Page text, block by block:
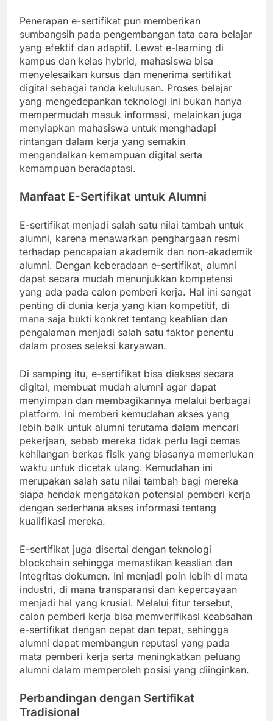
Penerapan e-sertifikat pun memberikan
sumbangsih pada pengembangan tata cara belajar
yang efektif dan adaptif. Lewat e-learning di
kampus dan kelas hybrid, mahasiswa bisa
menyelesaikan kursus dan menerima sertifikat
digital sebagai tanda kelulusan. Proses belajar
yang mengedepankan teknologi ini bukan hanya
mempermudah masuk informasi, melainkan juga
menyiapkan mahasiswa untuk menghadapi
rintangan dalam kerja yang semakin
mengandalkan kemampuan digital serta
kemampuan beradaptasi.
Manfaat E-Sertifikat untuk Alumni
E-sertifikat menjadi salah satu nilai tambah untuk
alumni, karena menawarkan penghargaan resmi
terhadap pencapaian akademik dan non-akademik
alumni. Dengan keberadaan e-sertifikat, alumni
dapat secara mudah menunjukkan kompetensi
yang ada pada calon pemberi kerja. Hal ini sangat
penting di dunia kerja yang kian kompetitif, di
mana saja bukti konkret tentang keahlian dan
pengalaman menjadi salah satu faktor penentu
dalam proses seleksi karyawan.
Di samping itu, e-sertifikat bisa diakses secara
digital, membuat mudah alumni agar dapat
menyimpan dan membagikannya melalui berbagai
platform. Ini memberi kemudahan akses yang
lebih baik untuk alumni terutama dalam mencari
pekerjaan, sebab mereka tidak perlu lagi cemas
kehilangan berkas fisik yang biasanya memerlukan
waktu untuk dicetak ulang. Kemudahan ini
merupakan salah satu nilai tambah bagi mereka
siapa hendak mengatakan potensial pemberi kerja
dengan sederhana akses informasi tentang
kualifikasi mereka.
E-sertifikat juga disertai dengan teknologi
blockchain sehingga memastikan keaslian dan
integritas dokumen. Ini menjadi poin lebih di mata
industri, di mana transparansi dan kepercayaan
menjadi hal yang krusial. Melalui fitur tersebut,
calon pemberi kerja bisa memverifikasi keabsahan
e-sertifikat dengan cepat dan tepat, sehingga
alumni dapat membangun reputasi yang pada
mata pemberi kerja serta meningkatkan peluang
alumni dalam memperoleh posisi yang diinginkan.
Perbandingan dengan Sertifikat
Tradisional